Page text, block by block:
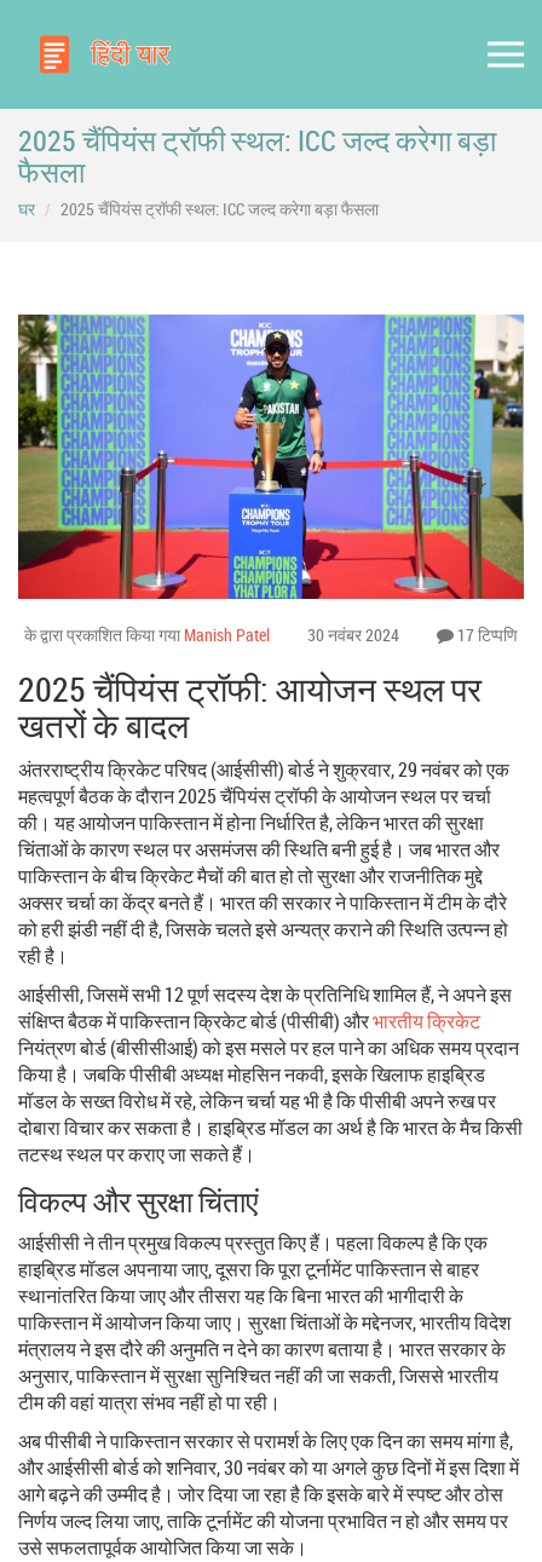
2025 चैंपियंस ट्रॉफी स्थल: ICC जल्द करेगा बड़ा
फैसला
घर 2025 चैंपियंस ट्रॉफी स्थल: ICC जल्द करेगा बड़ा फैसला
के द्वारा प्रकाशित किया गया Manish Patel 30 नवंबर 2024 17 टिप्पणि
2025 चैंपियंस ट्रॉफी: आयोजन स्थल पर
खतरों के बादल
अंतरराष्ट्रीय क्रिकेट परिषद (आईसीसी) बोर्ड ने शुक्रवार, 29 नवंबर को एक
महत्वपूर्ण बैठक के दौरान 2025 चैंपियंस ट्रॉफी के आयोजन स्थल पर चर्चा
की। यह आयोजन पाकिस्तान में होना निर्धारित है, लेकिन भारत की सुरक्षा
चिंताओं के कारण स्थल पर असमंजस की स्थिति बनी हुई है। जब भारत और
पाकिस्तान के बीच क्रिकेट मैचों की बात हो तो सुरक्षा और राजनीतिक मुद्दे
अक्सर चर्चा का केंद्र बनते हैं। भारत की सरकार ने पाकिस्तान में टीम के दौरे
को हरी झंडी नहीं दी है, जिसके चलते इसे अन्यत्र कराने की स्थिति उत्पन्न हो
रही है।
आईसीसी, जिसमें सभी 12 पूर्ण सदस्य देश के प्रतिनिधि शामिल हैं, ने अपने इस
संक्षिप्त बैठक में पाकिस्तान क्रिकेट बोर्ड (पीसीबी) औरभारतीय क्रिकेट
नियंत्रण बोर्ड (बीसीसीआई) को इस मसले पर हल पाने का अधिक समय प्रदान
किया है। जबकि पीसीबी अध्यक्ष मोहसिन नकवी, इसके खिलाफ हाइब्रिड
मॉडल के सख्त विरोध में रहे, लेकिन चर्चा यह भी है कि पीसीबी अपने रुख पर
दोबारा विचार कर सकता है। हाइब्रिड मॉडल का अर्थ है कि भारत के मैच किसी
तटस्थ स्थल पर कराए जा सकते हैं।
विकल्प और सुरक्षा चिंताएं
आईसीसी ने तीन प्रमुख विकल्प प्रस्तुत किए हैं। पहला विकल्प है कि एक
हाइब्रिड मॉडल अपनाया जाए, दूसरा कि पूरा टूर्नामेंट पाकिस्तान से बाहर
स्थानांतरित किया जाए और तीसरा यह कि बिना भारत की भागीदारी के
पाकिस्तान में आयोजन किया जाए। सुरक्षा चिंताओं के मद्देनजर, भारतीय विदेश
मंत्रालय ने इस दौरे की अनुमति न देने का कारण बताया है। भारत सरकार के
अनुसार, पाकिस्तान में सुरक्षा सुनिश्चित नहीं की जा सकती, जिससे भारतीय
टीम की वहां यात्रा संभव नहीं हो पा रही।
अब पीसीबी ने पाकिस्तान सरकार से परामर्श के लिए एक दिन का समय मांगा है,
और आईसीसी बोर्ड को शनिवार, 30 नवंबर को या अगले कुछ दिनों में इस दिशा में
आगे बढ़ने की उम्मीद है। जोर दिया जा रहा है कि इसके बारे में स्पष्ट और ठोस
निर्णय जल्द लिया जाए, ताकि टूर्नामेंट की योजना प्रभावित न हो और समय पर
उसे सफलतापूर्वक आयोजित किया जा सके।